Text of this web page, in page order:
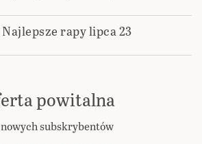
rapy lipca 23
powitalna
subskrybentów